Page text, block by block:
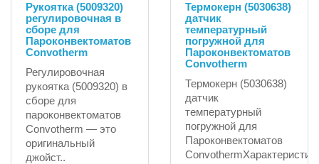
Рукоятка (5009320)
регулировочная в
сборе для
Пароконвектоматов
Convotherm
Регулировочная
рукоятка (5009320) в
сборе для
пароконвектоматов
Convotherm — это
оригинальный
джойст..
Термокерн (5030638)
датчик
температурный
погружной для
Пароконвектоматов
Convotherm
Термокерн (5030638)
датчик
температурный
погружной для
Пароконвектоматов